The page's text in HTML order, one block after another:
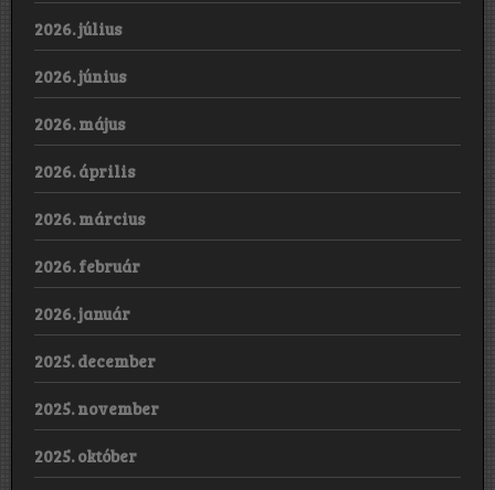
2026. július
2026. június
2026. május
2026. április
2026. március
2026. február
2026. január
2025. december
2025. november
2025. október